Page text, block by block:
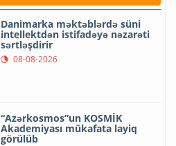
Danimarka məktəblərdə süni
intellektdən istifadəyə nəzarəti
sərtləşdirir
08-08-2026
“Azərkosmos”un KOSMİK
Akademiyası mükafata layiq
görülüb